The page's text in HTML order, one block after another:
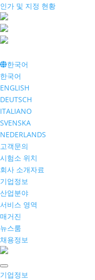
인가 및 지정 현황
한국어
한국어
ENGLISH
DEUTSCH
ITALIANO
SVENSKA
NEDERLANDS
고객문의
시험소 위치
회사 소개자료
기업정보
산업분야
서비스 영역
매거진
뉴스룸
채용정보
기업정보